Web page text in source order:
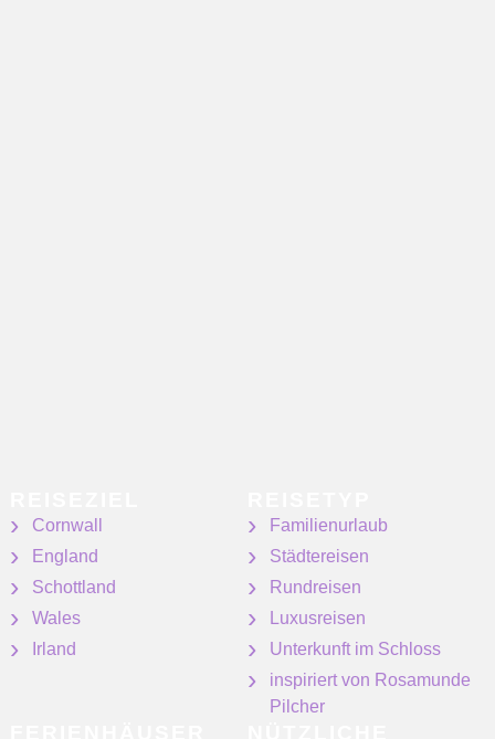
Cornwall
England
Schottland
Wales
Irland
Familienurlaub
Städtereisen
Rundreisen
Luxusreisen
Unterkunft im Schloss
inspiriert von Rosamunde
Pilcher